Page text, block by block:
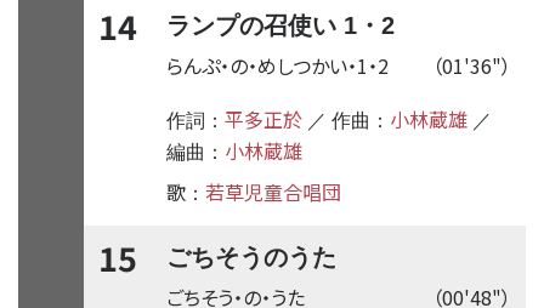
14 ランプの召使い 1・2
（01'36"）
らんぷ・の・めしつかい・1・2
作詞： 平多正於 ／ 作曲： 小林蔵雄 ／
編曲： 小林蔵雄
歌 ： 若草児童合唱団
15 ごちそうのうた
（00'48"）
ごちそう・の・うた